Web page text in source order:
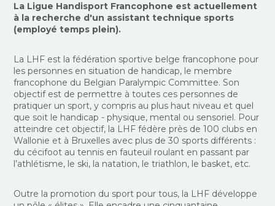
La Ligue Handisport Francophone est actuellement
à la recherche d'un assistant technique sports
(employé temps plein).
La LHF est la fédération sportive belge francophone pour
les personnes en situation de handicap, le membre
francophone du Belgian Paralympic Committee. Son
objectif est de permettre à toutes ces personnes de
pratiquer un sport, y compris au plus haut niveau et quel
que soit le handicap - physique, mental ou sensoriel. Pour
atteindre cet objectif, la LHF fédère près de 100 clubs en
Wallonie et à Bruxelles avec plus de 30 sports différents :
du cécifoot au tennis en fauteuil roulant en passant par
l’athlétisme, le ski, la natation, le triathlon, le basket, etc.
Outre la promotion du sport pour tous, la LHF développe